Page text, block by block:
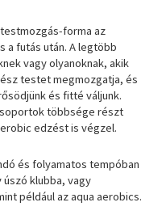
forma az
a futás után. A legtöbb
vagy olyanoknak, akik
testet megmozgatja, és
és fitté váljunk.
többsége részt
edzést is végzel.
és folyamatos tempóban
klubba, vagy
például az aqua aerobics.